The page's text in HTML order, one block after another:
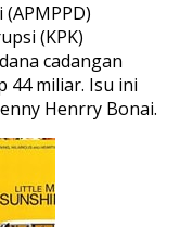
(KPK)
cadangan
44 miliar. Isu ini
Henrry Bonai.